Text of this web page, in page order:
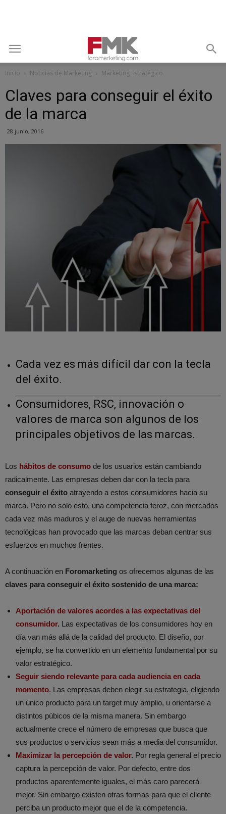
Inicio Noticias de Marketing Marketing Estratégico
Claves para conseguir el éxito
de la marca
28 junio, 2016
Cada vez es más difícil dar con la tecla
del éxito.
Consumidores, RSC, innovación o
valores de marca son algunos de los
principales objetivos de las marcas.
Los hábitos de consumo de los usuarios están cambiando
radicalmente. Las empresas deben dar con la tecla para
conseguir el éxito atrayendo a estos consumidores hacia su
marca. Pero no solo esto, una competencia feroz, con mercados
cada vez más maduros y el auge de nuevas herramientas
tecnológicas han provocado que las marcas deban centrar sus
esfuerzos en muchos frentes.
A continuación en Foromarketing os ofrecemos algunas de las
claves para conseguir el éxito sostenido de una marca:
Aportación de valores acordes a las expectativas del
consumidor. Las expectativas de los consumidores hoy en
día van más allá de la calidad del producto. El diseño, por
ejemplo, se ha convertido en un elemento fundamental por su
valor estratégico.
Seguir siendo relevante para cada audiencia en cada
momento. Las empresas deben elegir su estrategia, eligiendo
un único producto para un target muy amplio, u orientarse a
distintos púbicos de la misma manera. Sin embargo
actualmente crece el número de empresas que busca que
sus productos o servicios sean más a media del consumidor.
Maximizar la percepción de valor. Por regla general el precio
captura la percepción de valor. Por defecto, entre dos
productos aparentemente iguales, el más caro parecerá
mejor. Sin embargo existen otras formas para que el cliente
perciba un producto mejor que el de la competencia.